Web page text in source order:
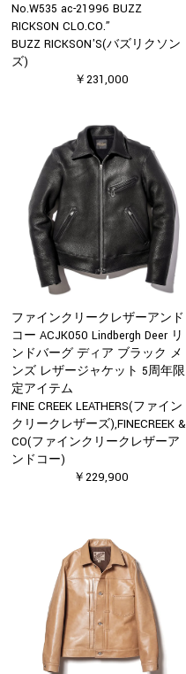
No.W535 ac-21996 BUZZ
RICKSON CLO.CO.”
BUZZ RICKSON'S(バズリクソン
ズ)
￥231,000
ファインクリークレザーアンド
コー ACJK050 Lindbergh Deer リ
ンドバーグ ディア ブラック メ
ンズ レザージャケット 5周年限
定アイテム
FINE CREEK LEATHERS(ファイン
クリークレザーズ),FINECREEK &
CO(ファインクリークレザーア
ンドコー)
￥229,900